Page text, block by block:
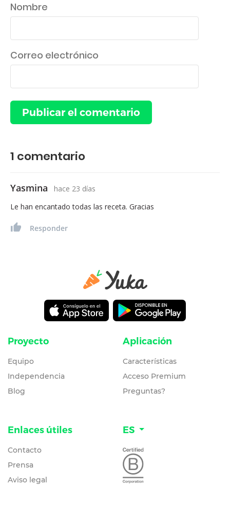
Nombre
Correo electrónico
1 comentario
Yasmina
hace 23 días
Le han encantado todas las receta. Gracias
Responder
Proyecto
Equipo
Independencia
Blog
Aplicación
Características
Acceso Premium
Preguntas?
Enlaces útiles
Contacto
Prensa
Aviso legal
ES